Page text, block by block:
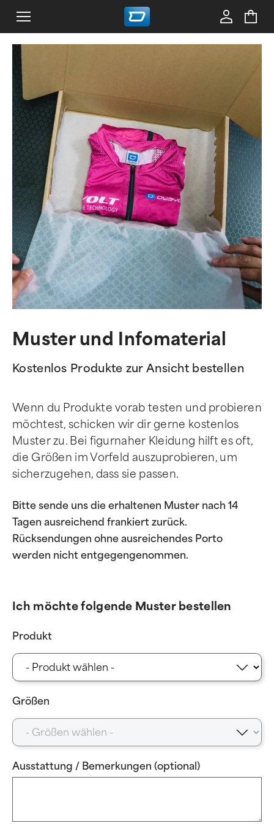
Muster und Infomaterial
Kostenlos Produkte zur Ansicht bestellen
Wenn du Produkte vorab testen und probieren
möchtest, schicken wir dir gerne kostenlos
Muster zu. Bei figurnaher Kleidung hilft es oft,
die Größen im Vorfeld auszuprobieren, um
sicherzugehen, dass sie passen.
Bitte sende uns die erhaltenen Muster nach 14
Tagen ausreichend frankiert zurück.
Rücksendungen ohne ausreichendes Porto
werden nicht entgegengenommen.
Ich möchte folgende Muster bestellen
Produkt
Größen
Ausstattung / Bemerkungen (optional)